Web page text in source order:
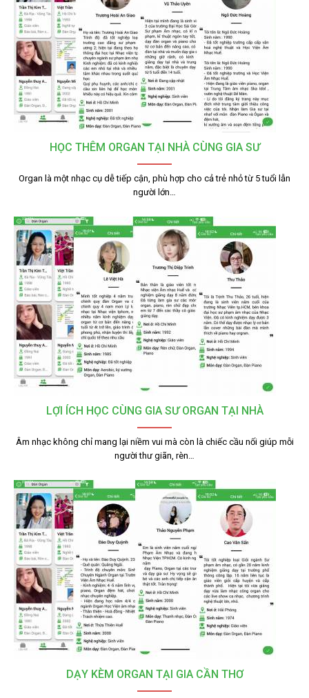
HỌC THÊM ORGAN TẠI NHÀ CÙNG GIA SƯ
Organ là một nhạc cụ dễ tiếp cận, phù hợp cho cả trẻ nhỏ từ 5 tuổi lẫn
người lớn…
LỢI ÍCH HỌC CÙNG GIA SƯ ORGAN TẠI NHÀ
Âm nhạc không chỉ mang lại niềm vui mà còn là chiếc cầu nối giúp mỗi
người thư giãn, rèn…
DẠY KÈM ORGAN TẠI GIA CẦN THƠ